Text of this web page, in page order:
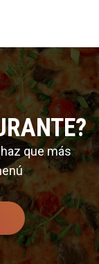
que más